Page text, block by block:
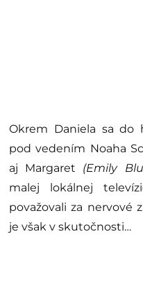
Okrem Daniela sa do
pod vedením Noaha
aj Margaret (Emily
malej lokálnej
považovali za nervové
je však v skutočnosti…